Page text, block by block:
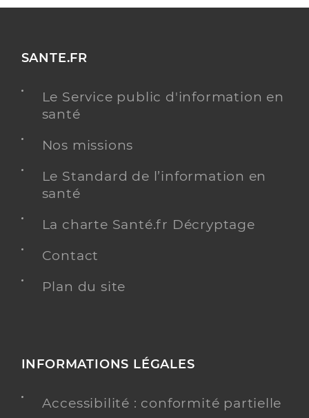
SANTE.FR
Le Service public d'information en
santé
Nos missions
Le Standard de l’information en
santé
La charte Santé.fr Décryptage
Contact
Plan du site
INFORMATIONS LÉGALES
Accessibilité : conformité partielle